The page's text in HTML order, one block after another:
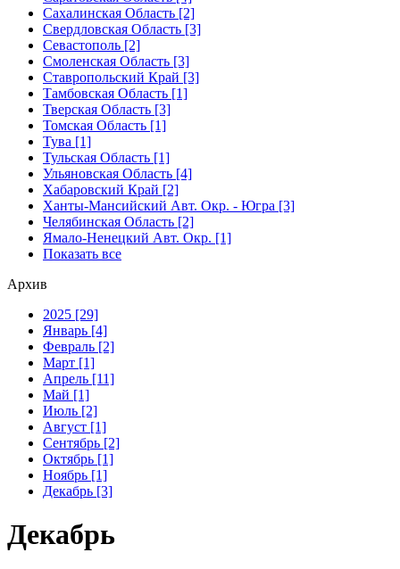
Сахалинская Область [2]
Свердловская Область [3]
Севастополь [2]
Смоленская Область [3]
Ставропольский Край [3]
Тамбовская Область [1]
Тверская Область [3]
Томская Область [1]
Тува [1]
Тульская Область [1]
Ульяновская Область [4]
Хабаровский Край [2]
Ханты-Мансийский Авт. Окр. - Югра [3]
Челябинская Область [2]
Ямало-Ненецкий Авт. Окр. [1]
Показать все
Архив
2025 [29]
Январь [4]
Февраль [2]
Март [1]
Апрель [11]
Май [1]
Июль [2]
Август [1]
Сентябрь [2]
Октябрь [1]
Ноябрь [1]
Декабрь [3]
Декабрь